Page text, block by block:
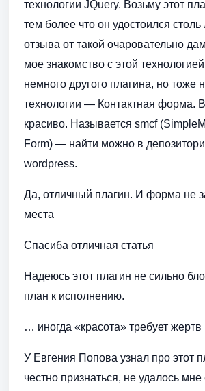
технологии JQuery. Возьму этот
тем более что он удостоился столь
отзыва от такой очаровательно
мое знакомство с этой
немного другого плагина, но тоже
технологии — Контактная форма.
красиво. Называется smcf
Form) — найти можно в
wordpress.
Да, отличный плагин. И форма не
места
Спасиба отличная статья
Надеюсь этот плагин не сильно
план к исполнению.
… иногда «красота» требует жертв
У Евгения Попова узнал про этот
честно признаться, не удалось мне